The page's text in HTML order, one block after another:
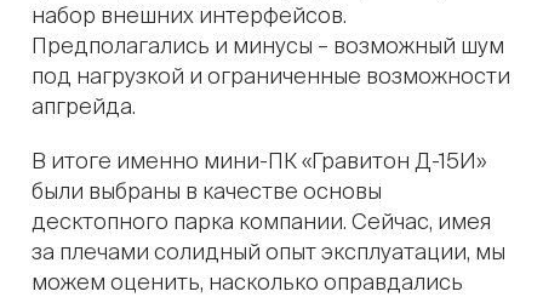
набор внешних интерфейсов.
Предполагались и минусы – возможный шум
под нагрузкой и ограниченные возможности
апгрейда.
В итоге именно мини-ПК «Гравитон Д-15И»
были выбраны в качестве основы
десктопного парка компании. Сейчас, имея
за плечами солидный опыт эксплуатации, мы
можем оценить, насколько оправдались